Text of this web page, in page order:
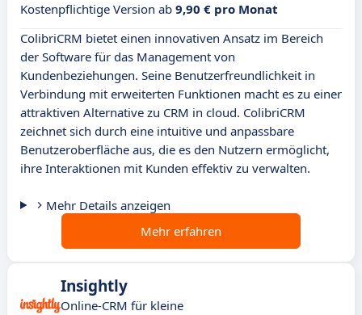
Kostenpflichtige Version ab 9,90 € pro Monat
ColibriCRM bietet einen innovativen Ansatz im Bereich
der Software für das Management von
Kundenbeziehungen. Seine Benutzerfreundlichkeit in
Verbindung mit erweiterten Funktionen macht es zu einer
attraktiven Alternative zu CRM in cloud. ColibriCRM
zeichnet sich durch eine intuitive und anpassbare
Benutzeroberfläche aus, die es den Nutzern ermöglicht,
ihre Interaktionen mit Kunden effektiv zu verwalten.
Mehr Details anzeigen
Mehr erfahren
Insightly
Online-CRM für kleine